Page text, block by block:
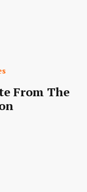
From The